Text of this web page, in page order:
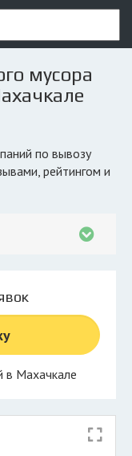
мусора
рейтингом и
в Махачкале